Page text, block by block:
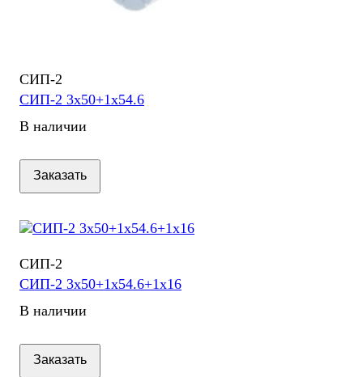
СИП-2
СИП-2 3х50+1х54.6
В наличии
Заказать
СИП-2
СИП-2 3х50+1х54.6+1х16
В наличии
Заказать